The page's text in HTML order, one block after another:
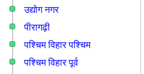
उद्योग नगर
पीरागढ़ी
पश्चिम विहार पश्चिम
पश्चिम विहार पूर्व